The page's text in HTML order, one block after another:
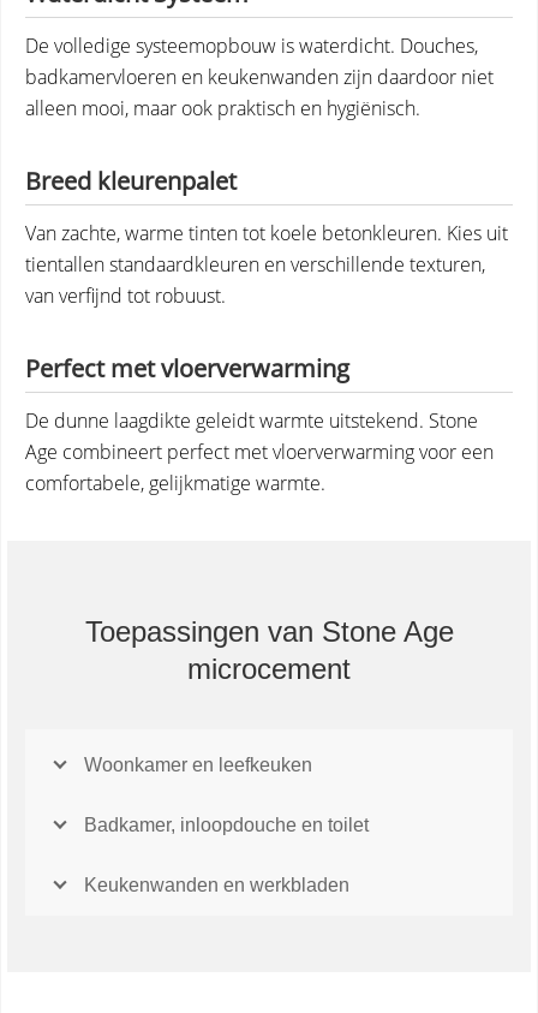
De volledige systeemopbouw is waterdicht. Douches,
badkamervloeren en keukenwanden zijn daardoor niet
alleen mooi, maar ook praktisch en hygiënisch.
Breed kleurenpalet
Van zachte, warme tinten tot koele betonkleuren. Kies uit
tientallen standaardkleuren en verschillende texturen,
van verfijnd tot robuust.
Perfect met vloerverwarming
De dunne laagdikte geleidt warmte uitstekend. Stone
Age combineert perfect met vloerverwarming voor een
comfortabele, gelijkmatige warmte.
Toepassingen van Stone Age
microcement
Woonkamer en leefkeuken
Badkamer, inloopdouche en toilet
Keukenwanden en werkbladen